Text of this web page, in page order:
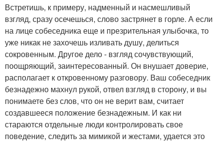
Встретишь, к примеру, надменный и насмешливый
взгляд, сразу осечешься, слово застрянет в горле. А если
на лице собеседника еще и презрительная улыбочка, то
уже никак не захочешь изливать душу, делиться
сокровенным. Другое дело - взгляд сочувствующий,
поощряющий, заинтересованный. Он внушает доверие,
располагает к откровенному разговору. Ваш собеседник
безнадежно махнул рукой, отвел взгляд в сторону, и вы
понимаете без слов, что он не верит вам, считает
создавшееся положение безнадежным. И как ни
стараются отдельные люди контролировать свое
поведение, следить за мимикой и жестами, удается это